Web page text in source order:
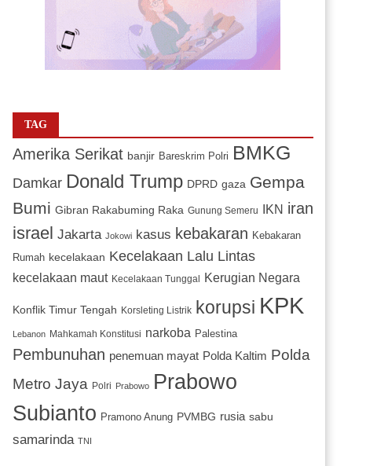
TAG
Amerika Serikat banjir Bareskrim Polri BMKG
Damkar Donald Trump DPRD gaza Gempa
Bumi Gibran Rakabuming Raka Gunung Semeru IKN iran
israel Jakarta Jokowi kasus kebakaran Kebakaran
Rumah kecelakaan Kecelakaan Lalu Lintas
kecelakaan maut Kecelakaan Tunggal Kerugian Negara
Konflik Timur Tengah Korsleting Listrik korupsi KPK
Lebanon Mahkamah Konstitusi narkoba Palestina
Pembunuhan penemuan mayat Polda Kaltim Polda
Metro Jaya
Polri Prabowo
Prabowo
Subianto Pramono Anung PVMBG rusia sabu
samarinda TNI